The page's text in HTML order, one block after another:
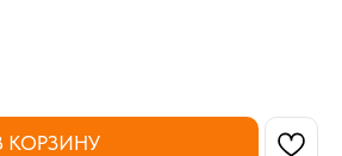
КОРЗИНУ